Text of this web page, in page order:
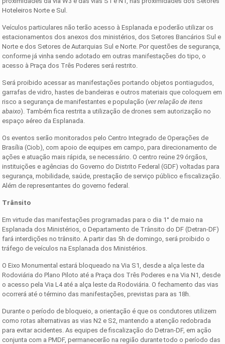
Hoteleiros Norte e Sul.
Veículos particulares não terão acesso à Esplanada e poderão utilizar os
estacionamentos dos anexos dos ministérios, dos Setores Bancários Sul e
Norte e dos Setores de Autarquias Sul e Norte. Por questões de segurança,
conforme já vinha sendo adotado em outras manifestações do tipo, o
acesso à Praça dos Três Poderes será restrito.
Será proibido acessar as manifestações portando objetos pontiagudos,
garrafas de vidro, hastes de bandeiras e outros materiais que coloquem em
risco a segurança de manifestantes e população (ver relação de itens
abaixo). Também fica restrita a utilização de drones sem autorização no
espaço aéreo da Esplanada.
Os eventos serão monitorados pelo Centro Integrado de Operações de
Brasília (Ciob), com apoio de equipes em campo, para direcionamento de
ações e atuação mais rápida, se necessário. O centro reúne 29 órgãos,
instituições e agências do Governo do Distrito Federal (GDF) voltadas para
segurança, mobilidade, saúde, prestação de serviço público e fiscalização.
Além de representantes do governo federal.
Trânsito
Em virtude das manifestações programadas para o dia 1° de maio na
Esplanada dos Ministérios, o Departamento de Trânsito do DF (Detran-DF)
fará interdições no trânsito. A partir das 5h de domingo, será proibido o
tráfego de veículos na Esplanada dos Ministérios.
O Eixo Monumental estará bloqueado na Via S1, desde a alça leste da
Rodoviária do Plano Piloto até a Praça dos Três Poderes e na Via N1, desde
o acesso pela Via L4 até a alça leste da Rodoviária. O fechamento das vias
ocorrerá até o término das manifestações, previstas para as 18h.
Durante o período de bloqueio, a orientação é que os condutores utilizem
como rotas alternativas as vias N2 e S2, mantendo a atenção redobrada
para evitar acidentes. As equipes de fiscalização do Detran-DF, em ação
conjunta com a PMDF, permanecerão na região durante todo o período das